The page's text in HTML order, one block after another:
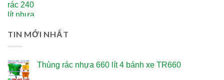
TIN MỚI NHẤT
Thùng rác nhựa 660 lít 4 bánh xe TR660